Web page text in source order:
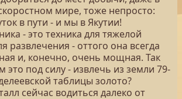
мире, тоже непросто:
в пути - и мы в Якутии!
- это техника для тяжелой
развлечения - оттого она всегда
и, конечно, очень мощная. Так
под силу - извлечь из земли 79-
таблицы золото?
сейчас водиться далеко от